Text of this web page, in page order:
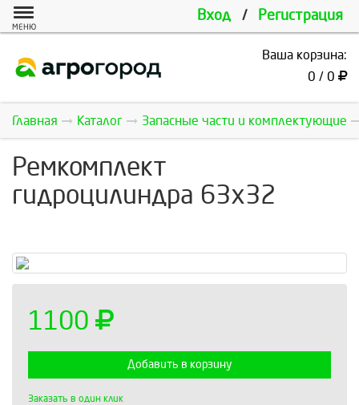
Вход / Регистрация
МЕНЮ
Ваша корзина:
0 / 0
Главная Каталог Запасные части и комплектующие
Ремкомплект
гидроцилиндра 63х32
1100
Добавить в корзину
Заказать в один клик